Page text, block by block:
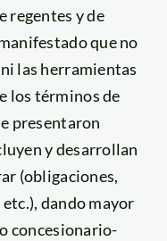
regentes y de
que no
las herramientas
los términos de
presentaron
y desarrollan
(obligaciones,
dando mayor
concesionario-